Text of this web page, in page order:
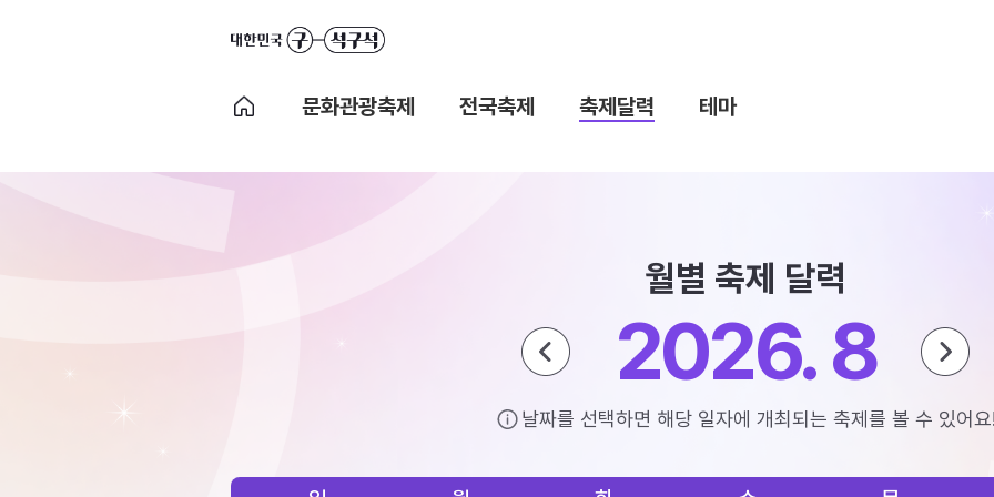
문화관광축제 전국축제 축제달력 테마
월별 축제 달력
2026. 8
날짜를 선택하면 해당 일자에 개최되는 축제를 볼 수 있어